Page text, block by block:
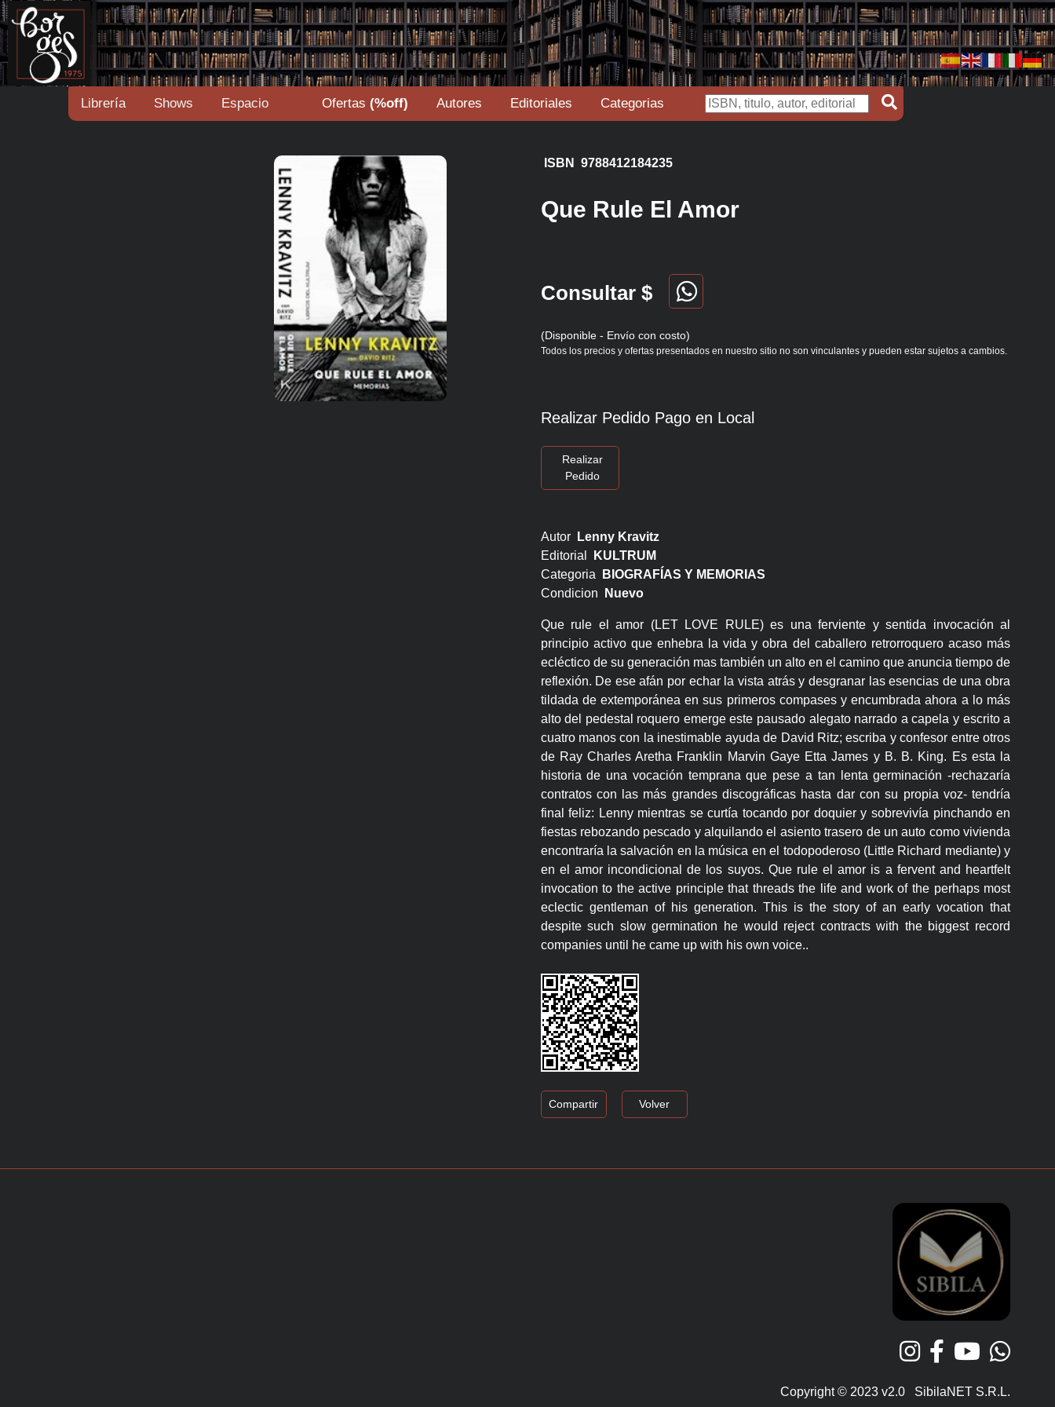
Librería Shows Espacio Ofertas (%off) Autores Editoriales Categorias
ISBN 9788412184235
Que Rule El Amor
Consultar $
(Disponible - Envío con costo)
Todos los precios y ofertas presentados en nuestro sitio no son vinculantes y pueden estar sujetos a cambios.
Realizar Pedido Pago en Local
Realizar
Pedido
Autor
Lenny Kravitz
Editorial
KULTRUM
Categoria
BIOGRAFÍAS Y MEMORIAS
Condicion
Nuevo
Que rule el amor (LET LOVE RULE) es una ferviente y sentida invocación al
principio activo que enhebra la vida y obra del caballero retrorroquero acaso más
ecléctico de su generación mas también un alto en el camino que anuncia tiempo de
reflexión. De ese afán por echar la vista atrás y desgranar las esencias de una obra
tildada de extemporánea en sus primeros compases y encumbrada ahora a lo más
alto del pedestal roquero emerge este pausado alegato narrado a capela y escrito a
cuatro manos con la inestimable ayuda de David Ritz; escriba y confesor entre otros
de Ray Charles Aretha Franklin Marvin Gaye Etta James y B. B. King. Es esta la
historia de una vocación temprana que pese a tan lenta germinación -rechazaría
contratos con las más grandes discográficas hasta dar con su propia voz- tendría
final feliz: Lenny mientras se curtía tocando por doquier y sobrevivía pinchando en
fiestas rebozando pescado y alquilando el asiento trasero de un auto como vivienda
encontraría la salvación en la música en el todopoderoso (Little Richard mediante) y
en el amor incondicional de los suyos. Que rule el amor is a fervent and heartfelt
invocation to the active principle that threads the life and work of the perhaps most
eclectic gentleman of his generation. This is the story of an early vocation that
despite such slow germination he would reject contracts with the biggest record
companies until he came up with his own voice..
Compartir Volver
Copyright © 2023 v2.0 SibilaNET S.R.L.